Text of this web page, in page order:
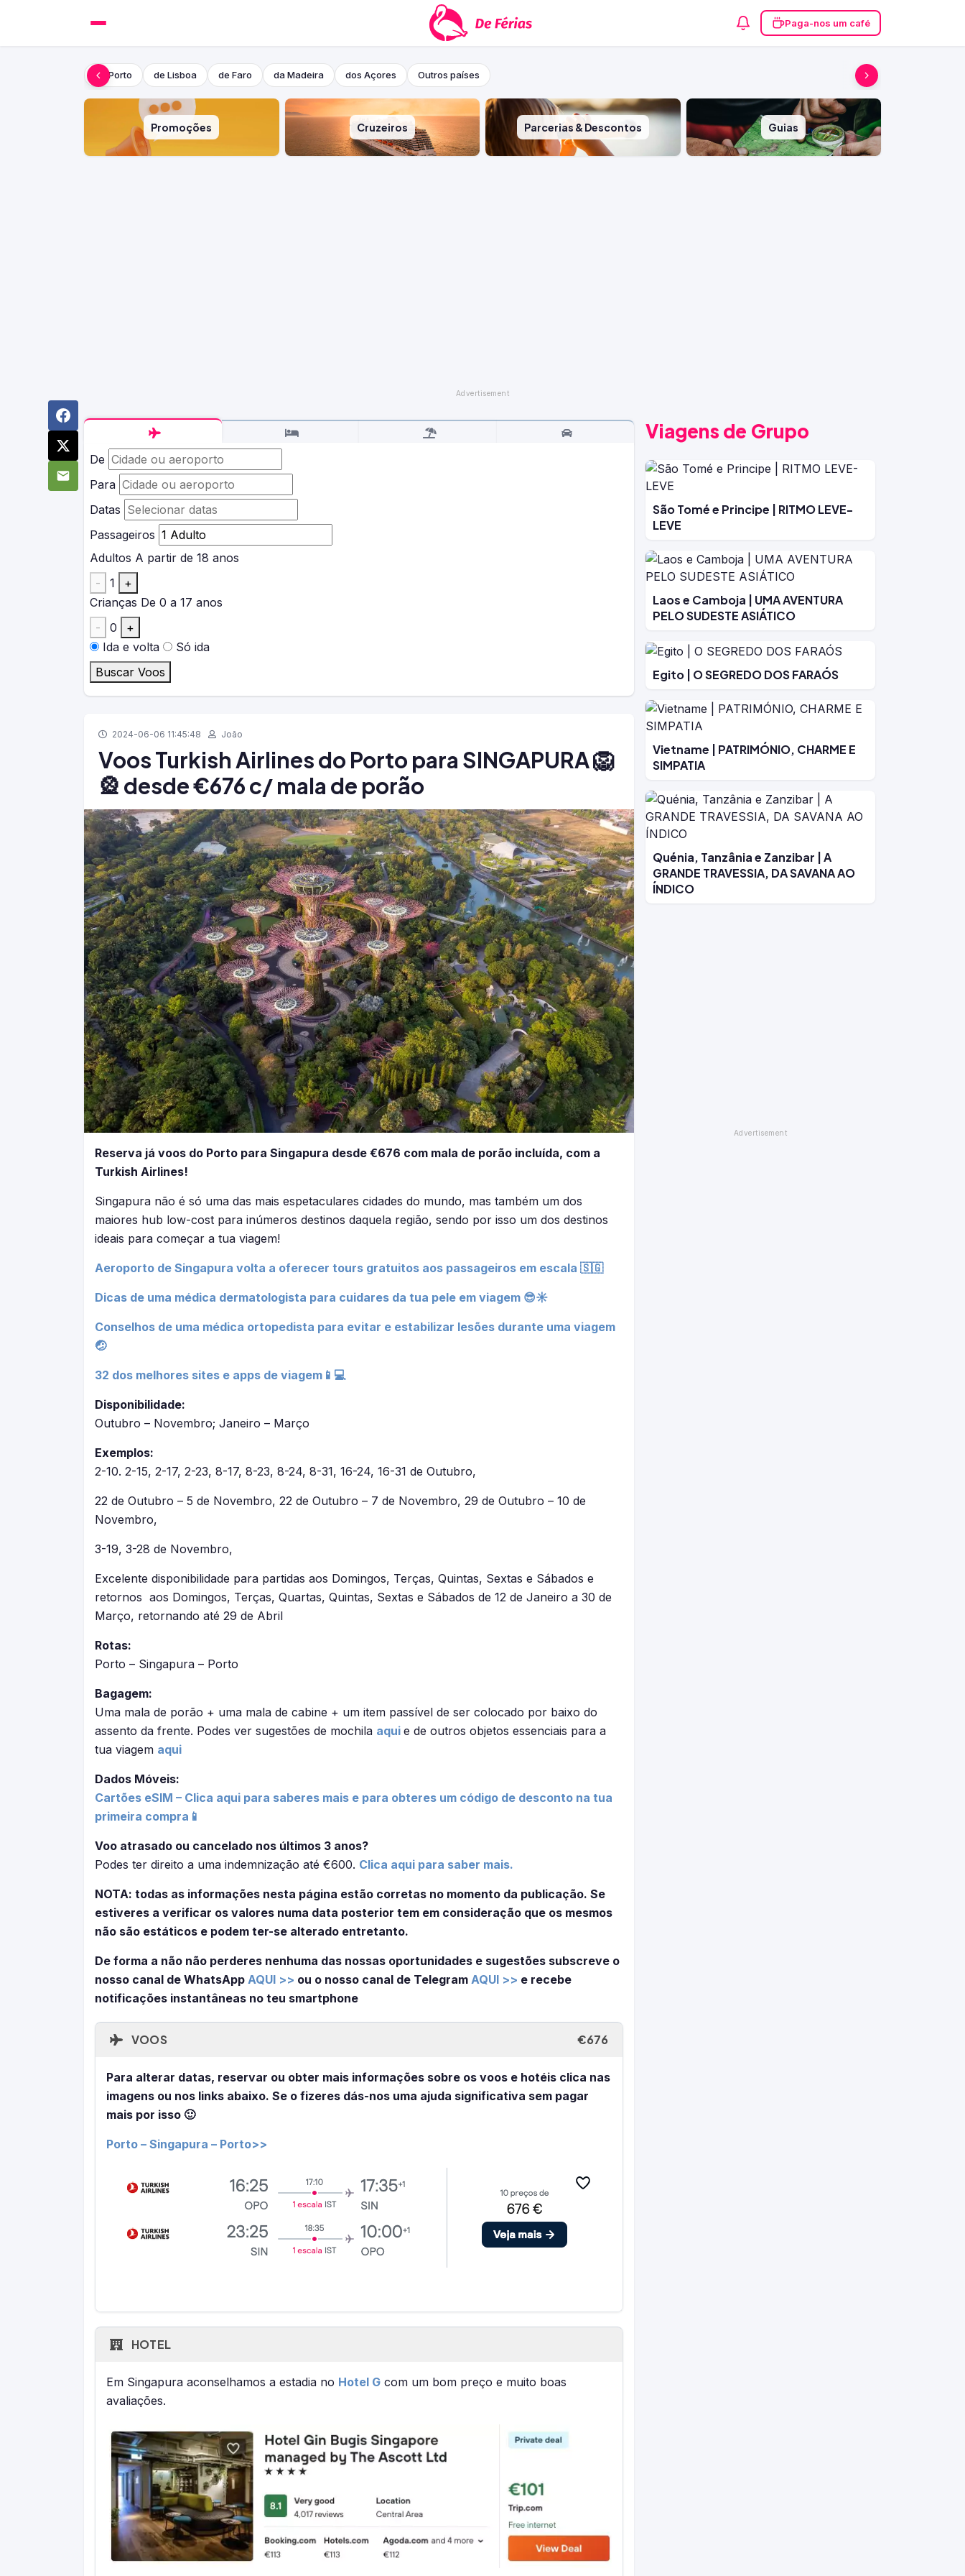
Paga-nos um café
do Porto de Lisboa de Faro da Madeira dos Açores Outros países
Promoções Cruzeiros Parcerias & Descontos Guias
De
Para
Datas
Passageiros
Adultos A partir de 18 anos
-
1
+
Crianças De 0 a 17 anos
-
0
+
Ida e volta
Só ida
Buscar Voos
2024-06-06 11:45:48 João
Voos Turkish Airlines do Porto para SINGAPURA 🦁
🎡 desde €676 c/ mala de porão
Reserva já voos do Porto para Singapura desde €676 com mala de porão incluída, com a
Turkish Airlines!
Singapura não é só uma das mais espetaculares cidades do mundo, mas também um dos
maiores hub low-cost para inúmeros destinos daquela região, sendo por isso um dos destinos
ideais para começar a tua viagem!
Aeroporto de Singapura volta a oferecer tours gratuitos aos passageiros em escala 🇸🇬
Dicas de uma médica dermatologista para cuidares da tua pele em viagem 😎☀
Conselhos de uma médica ortopedista para evitar e estabilizar lesões durante uma viagem
🤕
32 dos melhores sites e apps de viagem📱💻
Disponibilidade:
Outubro – Novembro; Janeiro – Março
Exemplos:
2-10. 2-15, 2-17, 2-23, 8-17, 8-23, 8-24, 8-31, 16-24, 16-31 de Outubro,
22 de Outubro – 5 de Novembro, 22 de Outubro – 7 de Novembro, 29 de Outubro – 10 de
Novembro,
3-19, 3-28 de Novembro,
Excelente disponibilidade para partidas aos Domingos, Terças, Quintas, Sextas e Sábados e
retornos aos Domingos, Terças, Quartas, Quintas, Sextas e Sábados de 12 de Janeiro a 30 de
Março, retornando até 29 de Abril
Rotas:
Porto – Singapura – Porto
Bagagem:
Uma mala de porão + uma mala de cabine + um item passível de ser colocado por baixo do
assento da frente. Podes ver sugestões de mochila aqui e de outros objetos essenciais para a
tua viagem aqui
Dados Móveis:
Cartões eSIM – Clica aqui para saberes mais e para obteres um código de desconto na tua
primeira compra📱
Voo atrasado ou cancelado nos últimos 3 anos?
Podes ter direito a uma indemnização até €600. Clica aqui para saber mais.
NOTA: todas as informações nesta página estão corretas no momento da publicação. Se
estiveres a verificar os valores numa data posterior tem em consideração que os mesmos
não são estáticos e podem ter-se alterado entretanto.
De forma a não não perderes nenhuma das nossas oportunidades e sugestões subscreve o
nosso canal de WhatsApp AQUI >> ou o nosso canal de Telegram AQUI >> e recebe
notificações instantâneas no teu smartphone
VOOS €676
Para alterar datas, reservar ou obter mais informações sobre os voos e hotéis clica nas
imagens ou nos links abaixo. Se o fizeres dás-nos uma ajuda significativa sem pagar
mais por isso 🙂
Porto – Singapura – Porto>>
HOTEL
Em Singapura aconselhamos a estadia no Hotel G com um bom preço e muito boas
avaliações.
Viagens de Grupo
São Tomé e Principe | RITMO LEVE-
LEVE
Laos e Camboja | UMA AVENTURA
PELO SUDESTE ASIÁTICO
Egito | O SEGREDO DOS FARAÓS
Vietname | PATRIMÓNIO, CHARME E
SIMPATIA
Quénia, Tanzânia e Zanzibar | A
GRANDE TRAVESSIA, DA SAVANA AO
ÍNDICO